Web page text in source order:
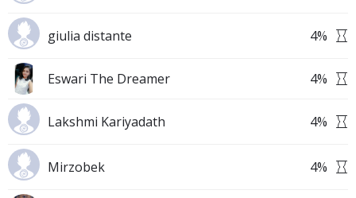
giulia distante 4%
Eswari The Dreamer 4%
Lakshmi Kariyadath 4%
Mirzobek 4%